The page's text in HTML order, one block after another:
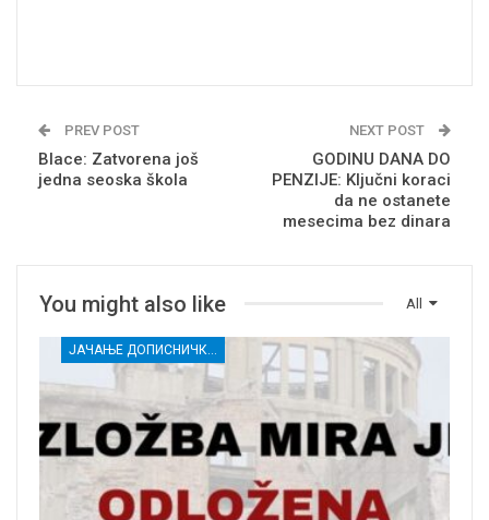
PREV POST
Blace: Zatvorena još
jedna seoska škola
NEXT POST
GODINU DANA DO
PENZIJE: Ključni koraci
da ne ostanete
mesecima bez dinara
All
You might also like
ЈАЧАЊЕ ДОПИСНИЧКЕ МРЕЖЕ НЕЗАВИСНИХ МЕДИЈА У РАСИНСКОМ ОКРУГУ